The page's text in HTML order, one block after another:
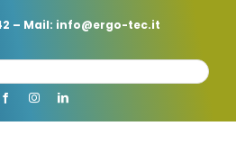
– Mail: info@ergo-tec.it